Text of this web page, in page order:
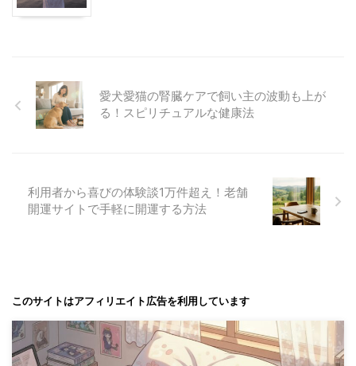
愛犬愛猫の腎臓ケアで飼い主の波動も上が
る！スピリチュアルな健康法
利用者から喜びの体験談1万件超え！老舗
開運サイトで手軽に開運する方法
このサイトはアフィリエイト広告を利用しています